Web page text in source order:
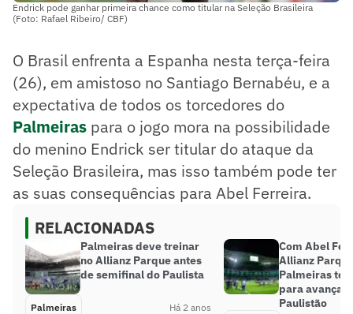
Endrick pode ganhar primeira chance como titular na Seleção Brasileira
(Foto: Rafael Ribeiro/ CBF)
O Brasil enfrenta a Espanha nesta terça-feira
(26), em amistoso no Santiago Bernabéu, e a
expectativa de todos os torcedores do
Palmeiras para o jogo mora na possibilidade
do menino Endrick ser titular do ataque da
Seleção Brasileira, mas isso também pode ter
as suas consequências para Abel Ferreira.
RELACIONADAS
Palmeiras deve treinar
no Allianz Parque antes
de semifinal do Paulista
Palmeiras Há 2 anos
Com Abel
Allianz
Palmeiras
para avançar
Paulistão